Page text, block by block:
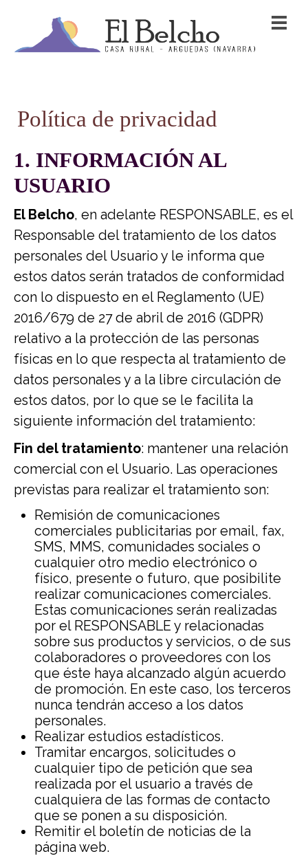
Política de privacidad
1. INFORMACIÓN AL
USUARIO
El Belcho, en adelante RESPONSABLE, es el
Responsable del tratamiento de los datos
personales del Usuario y le informa que
estos datos serán tratados de conformidad
con lo dispuesto en el Reglamento (UE)
2016/679 de 27 de abril de 2016 (GDPR)
relativo a la protección de las personas
físicas en lo que respecta al tratamiento de
datos personales y a la libre circulación de
estos datos, por lo que se le facilita la
siguiente información del tratamiento:
Fin del tratamiento: mantener una relación
comercial con el Usuario. Las operaciones
previstas para realizar el tratamiento son:
Remisión de comunicaciones
comerciales publicitarias por email, fax,
SMS, MMS, comunidades sociales o
cualquier otro medio electrónico o
físico, presente o futuro, que posibilite
realizar comunicaciones comerciales.
Estas comunicaciones serán realizadas
por el RESPONSABLE y relacionadas
sobre sus productos y servicios, o de sus
colaboradores o proveedores con los
que éste haya alcanzado algún acuerdo
de promoción. En este caso, los terceros
nunca tendrán acceso a los datos
personales.
Realizar estudios estadísticos.
Tramitar encargos, solicitudes o
cualquier tipo de petición que sea
realizada por el usuario a través de
cualquiera de las formas de contacto
que se ponen a su disposición.
Remitir el boletín de noticias de la
página web.